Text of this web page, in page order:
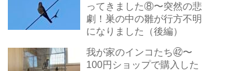
ってきました⑧〜突然の悲
劇！巣の中の雛が行方不明
になりました（後編）
我が家のインコたち㊷〜
100円ショップで購入した